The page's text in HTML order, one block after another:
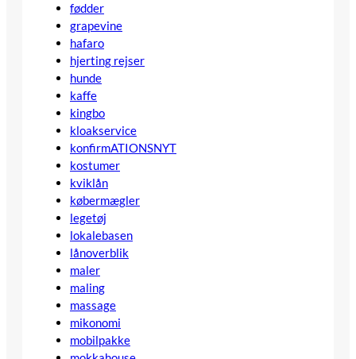
fødder
grapevine
hafaro
hjerting rejser
hunde
kaffe
kingbo
kloakservice
konfirmATIONSNYT
kostumer
kviklån
købermægler
legetøj
lokalebasen
lånoverblik
maler
maling
massage
mikonomi
mobilpakke